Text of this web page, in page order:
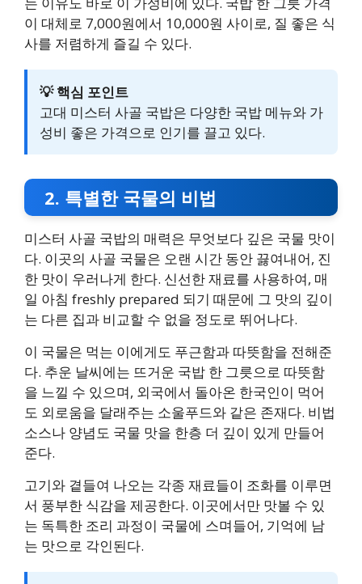
이 대체로 7,000원에서 10,000원 사이로, 질 좋은 식
사를 저렴하게 즐길 수 있다.
💡 핵심 포인트
고대 미스터 사골 국밥은 다양한 국밥 메뉴와 가
성비 좋은 가격으로 인기를 끌고 있다.
2. 특별한 국물의 비법
미스터 사골 국밥의 매력은 무엇보다 깊은 국물 맛이
다. 이곳의 사골 국물은 오랜 시간 동안 끓여내어, 진
한 맛이 우러나게 한다. 신선한 재료를 사용하여, 매
일 아침 freshly prepared 되기 때문에 그 맛의 깊이
는 다른 집과 비교할 수 없을 정도로 뛰어나다.
이 국물은 먹는 이에게도 푸근함과 따뜻함을 전해준
다. 추운 날씨에는 뜨거운 국밥 한 그릇으로 따뜻함
을 느낄 수 있으며, 외국에서 돌아온 한국인이 먹어
도 외로움을 달래주는 소울푸드와 같은 존재다. 비법
소스나 양념도 국물 맛을 한층 더 깊이 있게 만들어
준다.
고기와 곁들여 나오는 각종 재료들이 조화를 이루면
서 풍부한 식감을 제공한다. 이곳에서만 맛볼 수 있
는 독특한 조리 과정이 국물에 스며들어, 기억에 남
는 맛으로 각인된다.